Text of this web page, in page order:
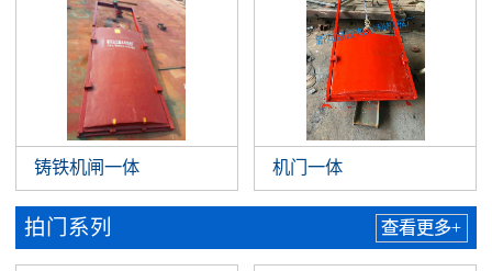
铸铁机闸一体 机门一体
拍门系列 查看更多+